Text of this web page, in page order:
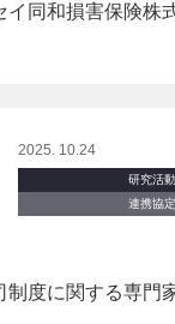
イ同和損害保険株
2025. 10.24
研究活動
連携協定
制度に関する専門